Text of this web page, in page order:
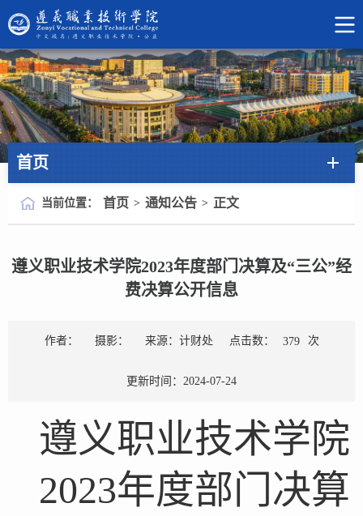
首页
当前位置： 首页 > 通知公告 > 正文
遵义职业技术学院2023年度部门决算及“三公”经
费决算公开信息
作者： 摄影： 来源：计财处 点击数： 379 次
更新时间：2024-07-24
遵义职业技术学院
2023年度部门决算